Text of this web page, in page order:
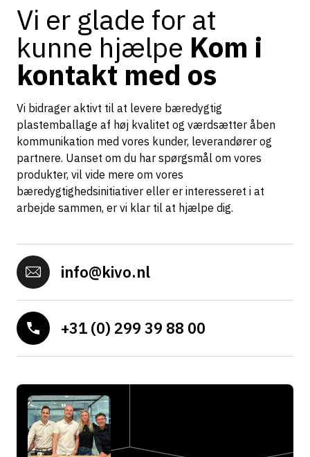
Vi er glade for at
kunne hjælpe Kom i
kontakt med os
Vi bidrager aktivt til at levere bæredygtig
plastemballage af høj kvalitet og værdsætter åben
kommunikation med vores kunder, leverandører og
partnere. Uanset om du har spørgsmål om vores
produkter, vil vide mere om vores
bæredygtighedsinitiativer eller er interesseret i at
arbejde sammen, er vi klar til at hjælpe dig.
info@kivo.nl
+31 (0) 299 39 88 00